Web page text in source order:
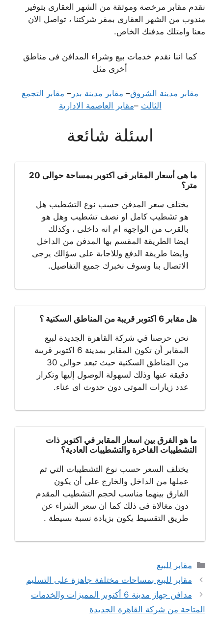
نقدم مقابر مرخصة وموثقة من الشهر العقارى بتوفير
مندوب من الشهر العقارى بمقر شركتنا ، تواصل الان
معنا وامتلك مدفنك الخاص.
كما اننا نقدم خدمات بيع وشراء المدافن فى مناطق
أخرى مثل
مقابر مدينة الشروق– مقابر مدينة بدر – مقابر التجمع
الثالث –مقابر العاصمة الادارية
اسئلة شائعة
ما هى أسعار المقابر فى اكتوبر بمساحة حوالى 20
متر؟
يختلف سعر المدفن حسب نوع التشطيب هل
هو تشطيب كامل او نصف تشطيب وهل هو
بالقرب من الواجهة ام انه داخلى ، وكذلك
ايضا الطريقة المقسم بها المدفن من الداخل
وايضا طريقة الدفع وللاجابة على سؤالك يرجى
الاتصال بنا وسوف نخبرك جميع التفاصيل.
هل مقابر 6 اكتوبر قريبة من المناطق السكنية ؟
نحن حرصنا في شركة القاهرة الجديدة لبيع
المقابر أن تكون المقابر بمدينة 6 اكتوبر قريبة
من المناطق السكنية حيث تبعد حوالى 30
دقيقة عنها وذلك لسهولة الوصول إليها وتكرار
عدد زيارات الموتى دون حدوث اى عناء.
ما هو الفرق بين اسعار المقابر في اكتوبر ذات
التشطيبات الفاخرة والتشطيبات العادية؟
يختلف السعر حسب نوع التشطيبات التي تم
عملها من الداخل والخارج على أن يكون
الفارق بينهما مناسب لحجم التشطيب المقدم
دون مغالاة فى ذلك كما ان سعر الشراء عن
طريق التقسيط يكون بزيادة نسبة بسيطة .
التصنيفات
مقابر للبيع
مقابر للبيع بمساحات مختلفة جاهزة على التسليم
مدافن جهاز مدينة 6 أكتوبر المميزات والخدمات
المتاحة من شركة القاهرة الجديدة